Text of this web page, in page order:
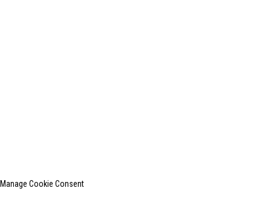
Manage Cookie Consent